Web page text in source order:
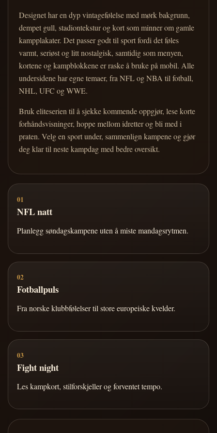
Designet har en dyp vintagefølelse med mørk bakgrunn,
dempet gull, stadiontekstur og kort som minner om gamle
kampplakater. Det passer godt til sport fordi det føles
varmt, seriøst og litt nostalgisk, samtidig som menyen,
kortene og kampblokkene er raske å bruke på mobil. Alle
undersidene har egne temaer, fra NFL og NBA til fotball,
NHL, UFC og WWE.
Bruk eliteserien til å sjekke kommende oppgjør, lese korte
forhåndsvisninger, hoppe mellom idretter og bli med i
praten. Velg en sport under, sammenlign kampene og gjør
deg klar til neste kampdag med bedre oversikt.
01
NFL natt
Planlegg søndagskampene uten å miste mandagsrytmen.
02
Fotballpuls
Fra norske klubbfølelser til store europeiske kvelder.
03
Fight night
Les kampkort, stilforskjeller og forventet tempo.